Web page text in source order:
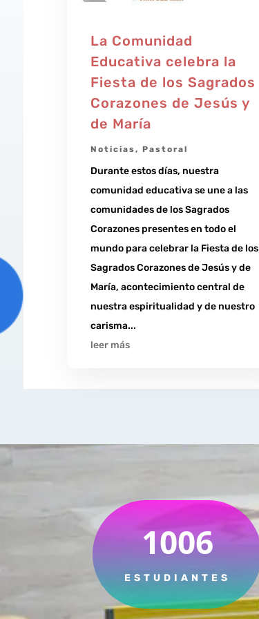
La Comunidad
Educativa celebra la
Fiesta de los Sagrados
Corazones de Jesús y
de María
Noticias,Pastoral
Durante estos días, nuestra
comunidad educativa se une a las
comunidades de los Sagrados
Corazones presentes en todo el
mundo para celebrar la Fiesta de los
Sagrados Corazones de Jesús y de
María, acontecimiento central de
nuestra espiritualidad y de nuestro
carisma...
leer más
1006
ESTUDIANTES